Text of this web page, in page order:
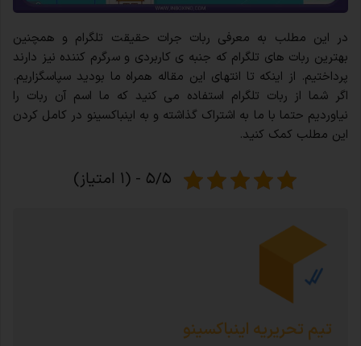
در این مطلب به معرفی ربات جرات حقیقت تلگرام و همچنین
بهترین ربات های تلگرام که جنبه ی کاربردی و سرگرم کننده نیز دارند
پرداختیم. از اینکه تا انتهای این مقاله همراه ما بودید سپاسگزاریم.
اگر شما از ربات تلگرام استفاده می کنید که ما اسم آن ربات را
نیاوردیم حتما با ما به اشتراک گذاشته و به اینباکسینو در کامل کردن
این مطلب کمک کنید.
۵/۵ - (۱ امتیاز)
تیم تحریریه اینباکسینو